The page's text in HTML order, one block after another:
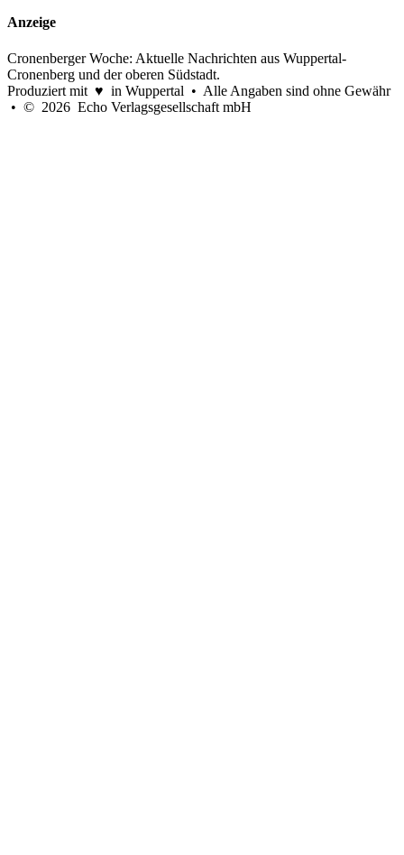
Anzeige
Cronenberger Woche: Aktuelle Nachrichten aus Wuppertal-
Cronenberg und der oberen Südstadt.
Produziert mit ♥ in Wuppertal • Alle Angaben sind ohne Gewähr
• © 2026 Echo Verlagsgesellschaft mbH